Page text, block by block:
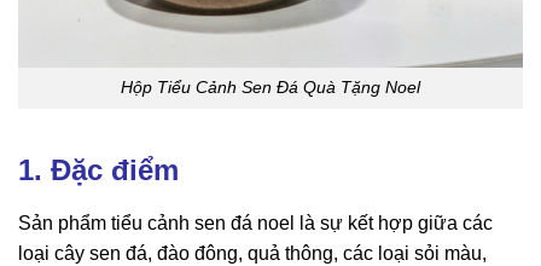
Hộp Tiểu Cảnh Sen Đá Quà Tặng Noel
1. Đặc điểm
Sản phẩm tiểu cảnh sen đá noel là sự kết hợp giữa các
loại cây sen đá, đào đông, quả thông, các loại sỏi màu,